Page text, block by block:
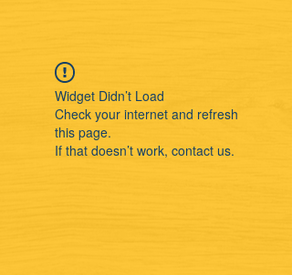
Widget Didn’t Load
Check your internet and refresh
this page.
If that doesn’t work, contact us.